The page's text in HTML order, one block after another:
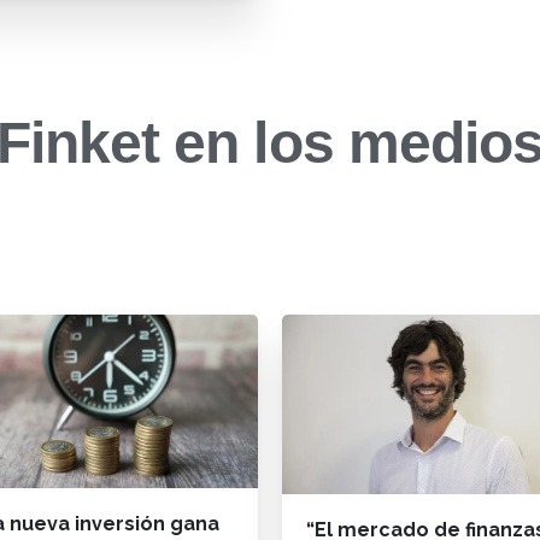
en los
nueva inversión gana “El mercado de